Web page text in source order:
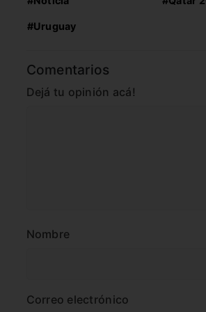
#Uruguay
Comentarios
Dejá tu opinión acá!
Nombre
Correo electrónico